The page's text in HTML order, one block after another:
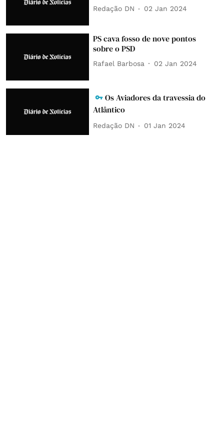
Redação DN 02 Jan 2024
PS cava fosso de nove pontos
sobre o PSD
Rafael Barbosa 02 Jan 2024
Os Aviadores da travessia do
Atlântico
Redação DN 01 Jan 2024